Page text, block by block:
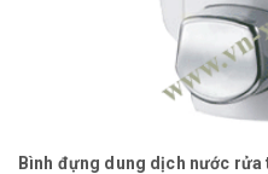
Bình đựng dung dịch nước rửa